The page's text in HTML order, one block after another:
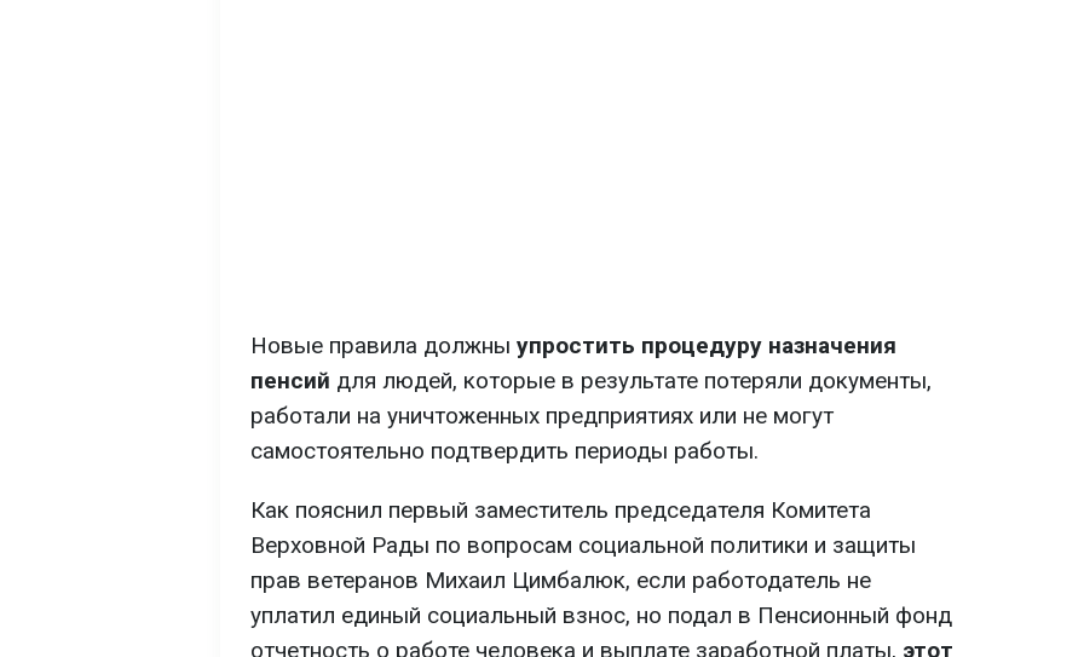
Новые правила должны упростить процедуру назначения
пенсий для людей, которые в результате потеряли документы,
работали на уничтоженных предприятиях или не могут
самостоятельно подтвердить периоды работы.
Как пояснил первый заместитель председателя Комитета
Верховной Рады по вопросам социальной политики и защиты
прав ветеранов Михаил Цимбалюк, если работодатель не
уплатил единый социальный взнос, но подал в Пенсионный фонд
отчетность о работе человека и выплате заработной платы, этот